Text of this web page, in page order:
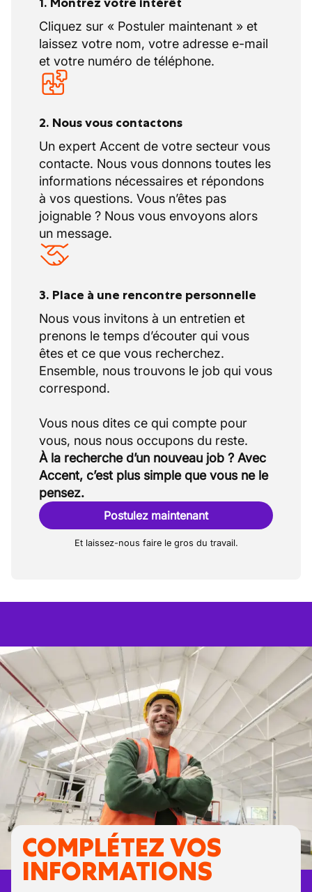
Cliquez sur « Postuler maintenant » et
laissez votre nom, votre adresse e-mail
et votre numéro de téléphone.
2. Nous vous contactons
Un expert Accent de votre secteur vous
contacte. Nous vous donnons toutes les
informations nécessaires et répondons
à vos questions. Vous n’êtes pas
joignable ? Nous vous envoyons alors
un message.
3. Place à une rencontre personnelle
Nous vous invitons à un entretien et
prenons le temps d’écouter qui vous
êtes et ce que vous recherchez.
Ensemble, nous trouvons le job qui vous
correspond.
Vous nous dites ce qui compte pour
À la recherche d’un nouveau job ? Avec
Accent, c’est plus simple que vous ne le
pensez.
Postulez maintenant
Et laissez-nous faire le gros du travail.
COMPLÉTEZ VOS
INFORMATIONS